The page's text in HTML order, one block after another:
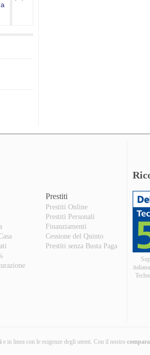
Prestiti
Prestiti Online
Prestiti Personali
Finanziamenti
Cessione del Quinto
Prestiti senza Busta Paga
e in linea con le esigenze degli utenti. Con il nostro